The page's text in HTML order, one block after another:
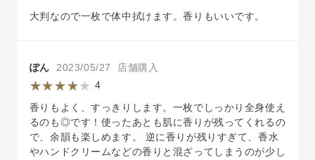
大判なので一枚で体中拭けます。香りもいいです。
ぽん2023/05/27 店舗購入
4
香りもよく、すっきりします。一枚でしっかり全身使え
るのも◎です！使ったあとも肌に香りが残ってくれるの
で、余韻も楽しめます。 逆に香りが残りすぎて、香水
やハンドクリームなどの香りと混ざってしまうのが少し